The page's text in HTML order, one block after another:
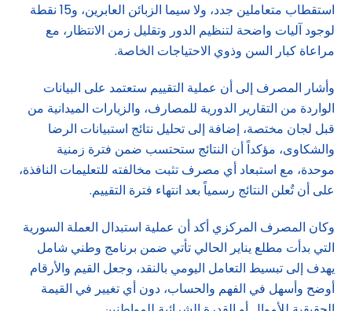
استقطاب متعاملين جدد، ولا سيما الزبائن العابرين، و15 نقطة
لوجود آليات واضحة لتنظيم الدور وتقليل زمن الانتظار، مع
مراعاة كبار السن وذوي الاحتياجات الخاصة.
وأشار المصرف إلى أن عملية التقييم ستعتمد على البيانات
الواردة من التقارير الدورية للمصارف، والزيارات الميدانية من
قبل لجان مختصة، إضافة إلى تحليل نتائج استبيانات الرضا
والشكاوى، مؤكداً أن النتائج ستحتسب ضمن فترة زمنية
موحدة، مع استبعاد أي مصرف تثبت مخالفته للتعليمات النافذة،
على أن تُعلن النتائج رسمياً بعد انتهاء فترة التقييم.
وكان المصرف المركزي أكد أن عملية استبدال العملة السورية
التي بدأت مطلع يناير الحالي تأتي ضمن برنامج وطني شامل
يهدف إلى تبسيط التعامل اليومي بالنقد، وجعل القيم والأرقام
أوضح وأسهل في الفهم والحساب، دون أي تغيير في القيمة